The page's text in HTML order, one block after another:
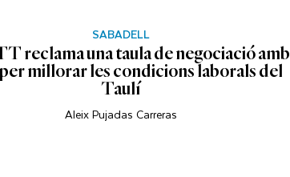
SABADELL
reclama una taula de negociació amb
millorar les condicions laborals del
Taulí
Aleix Pujadas Carreras